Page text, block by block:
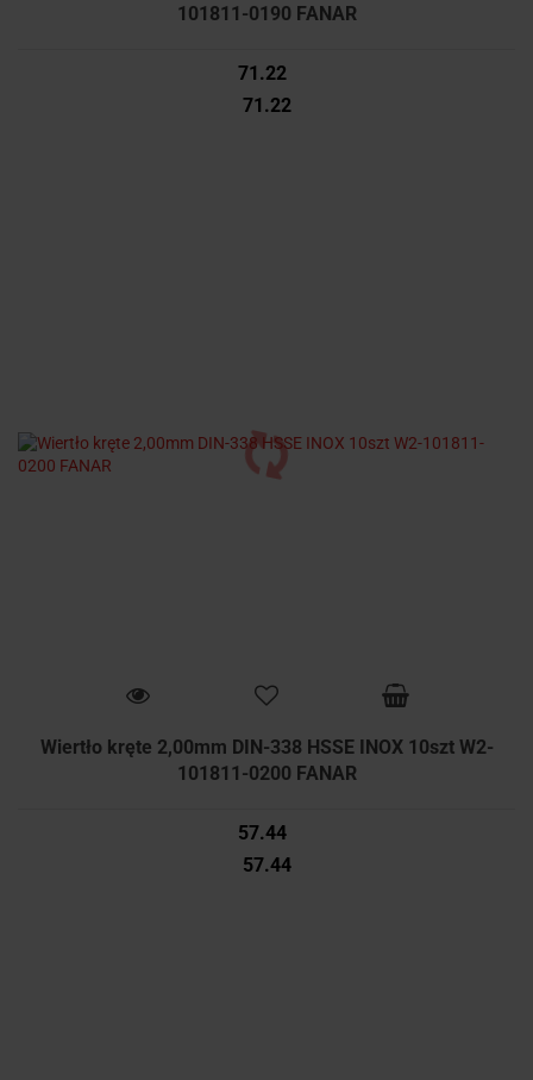
101811-0190 FANAR
71.22
71.22
Wiertło kręte 2,00mm DIN-338 HSSE INOX 10szt W2-
101811-0200 FANAR
57.44
57.44